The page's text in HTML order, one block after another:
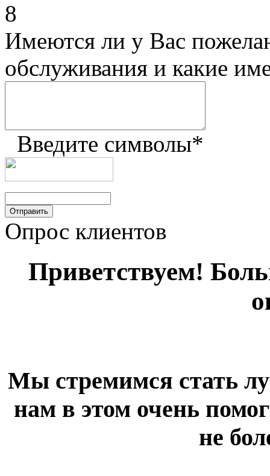
8
Имеются ли у Вас
обслуживания и какие
Введите символы*
Опрос клиентов
Приветствуем!
Мы стремимся стать
нам в этом очень
не